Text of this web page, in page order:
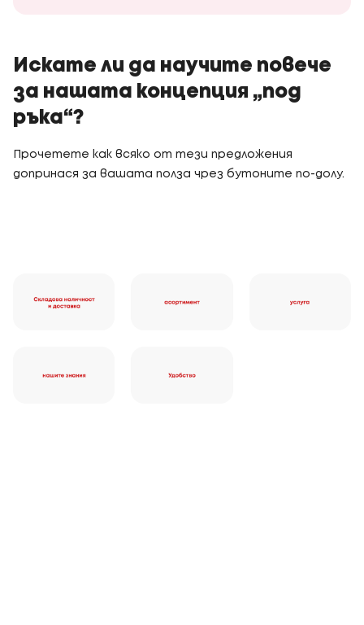
Искате ли да научите повече
за нашата концепция „под
ръка“?
Прочетете как всяко от тези предложения
допринася за вашата полза чрез бутоните по-долу.